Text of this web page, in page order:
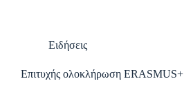
Ειδήσεις
Επιτυχής ολοκλήρωση ERASMUS+